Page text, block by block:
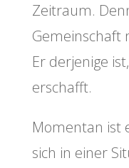
Zeitraum.
Gemeinschaft
Er derjenige
erschafft.
Momentan ist
sich in einer